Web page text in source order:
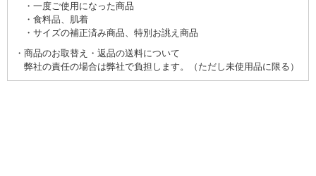
一度ご使用になった商品
食料品、肌着
サイズの補正済み商品、特別お誂え商品
商品のお取替え・返品の送料について
弊社の責任の場合は弊社で負担します。（ただし未使用品に限る）